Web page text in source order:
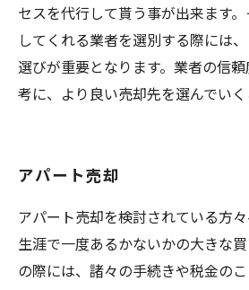
セスを代行して貰う事が出来ます
してくれる業者を選別する際には
選びが重要となります。業者の信
考に、より良い売却先を選んでいく
アパート売却
アパート売却を検討されている方々
生涯で一度あるかないかの大きな
の際には、諸々の手続きや税金の